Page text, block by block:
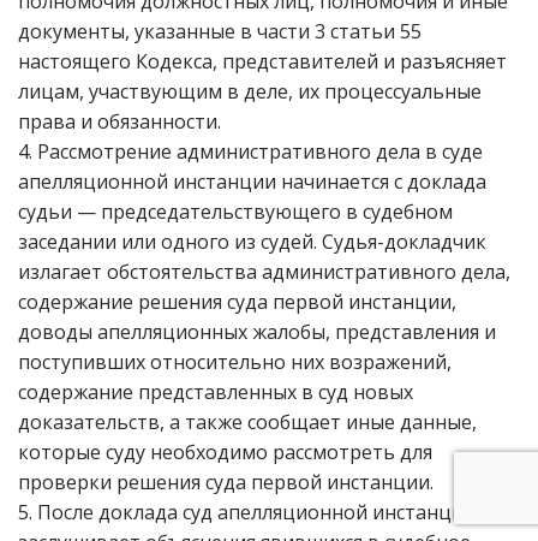
документы, указанные в части 3 статьи 55
настоящего Кодекса, представителей и разъясняет
лицам, участвующим в деле, их процессуальные
права и обязанности.
4. Рассмотрение административного дела в суде
апелляционной инстанции начинается с доклада
судьи — председательствующего в судебном
заседании или одного из судей. Судья-докладчик
излагает обстоятельства административного дела,
содержание решения суда первой инстанции,
доводы апелляционных жалобы, представления и
поступивших относительно них возражений,
содержание представленных в суд новых
доказательств, а также сообщает иные данные,
которые суду необходимо рассмотреть для
проверки решения суда первой инстанции.
5. После доклада суд апелляционной инстанции